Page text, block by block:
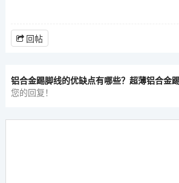
回帖
铝合金踢脚线的优缺点有哪些？超薄铝合金
您的回复！